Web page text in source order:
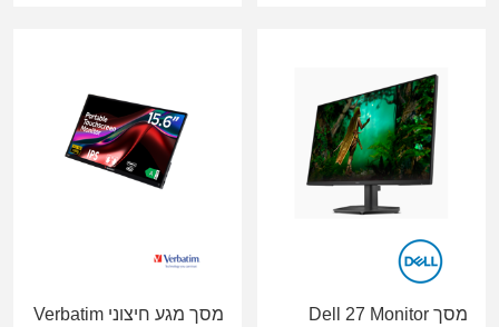
מסך Dell 27 Monitor
מסך מגע חיצוני Verbatim